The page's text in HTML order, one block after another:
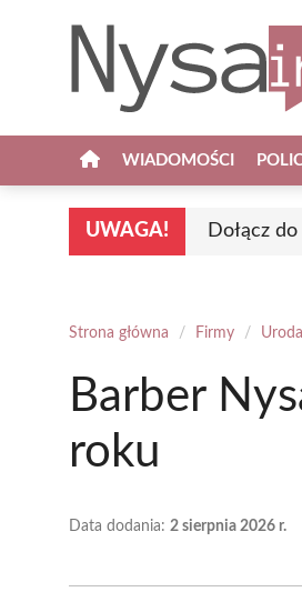
WIADOMOŚCI
UWAGA! Dołącz
Strona główna / Firmy / Uroda
Barber
roku
Data dodania: 2 sierpnia 2026 r.